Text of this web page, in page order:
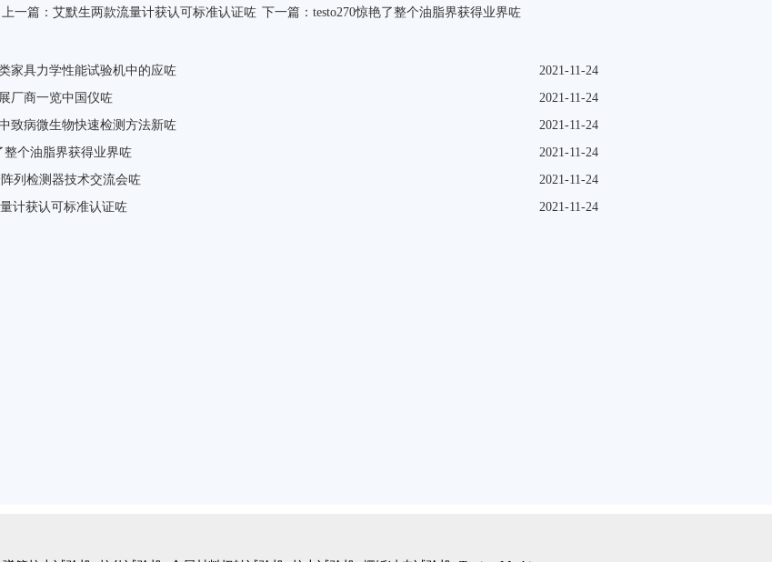
上一篇： 艾默生两款流量计获认可标准认证咗 下一篇： testo270惊艳了整个油脂界获得业界咗
2021-11-24
家具力学性能试验机中的应咗
2021-11-24
厂商一览中国仪咗
2021-11-24
致病微生物快速检测方法新咗
2021-11-24
整个油脂界获得业界咗
2021-11-24
列检测器技术交流会咗
2021-11-24
计获认可标准认证咗